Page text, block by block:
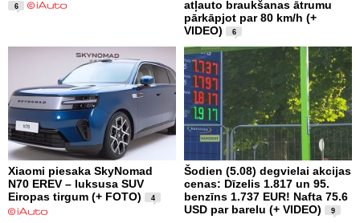
6
atļauto braukšanas ātrumu
pārkāpjot par 80 km/h (+
VIDEO)
6
Xiaomi piesaka SkyNomad
N70 EREV – luksusa SUV
Eiropas tirgum (+ FOTO)
4
Šodien (5.08) degvielai akcijas
cenas: Dīzelis 1.817 un 95.
benzīns 1.737 EUR! Nafta 75.6
USD par barelu (+ VIDEO)
9